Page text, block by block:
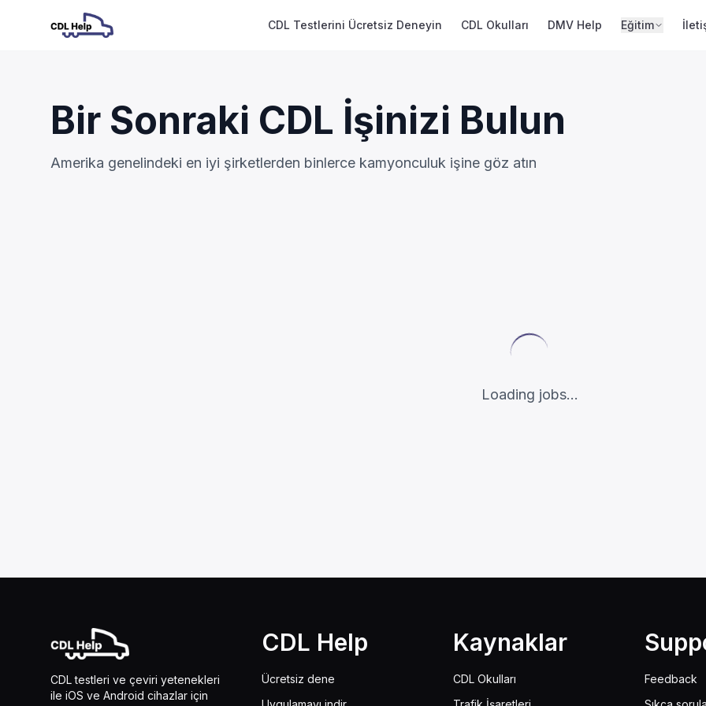
CDL Testlerini Ücretsiz Deneyin CDL Okulları DMV Help Eğitim
Bir Sonraki CDL İşinizi Bulun
Amerika genelindeki en iyi şirketlerden binlerce kamyonculuk işine göz atın
Loading jobs...
CDL testleri ve çeviri yetenekleri
ile iOS ve Android cihazlar için
CDL Help
Ücretsiz dene
Kaynaklar
CDL Okulları
Feedback